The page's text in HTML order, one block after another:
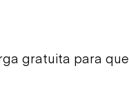
gratuita para que